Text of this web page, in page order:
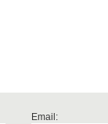
Email: